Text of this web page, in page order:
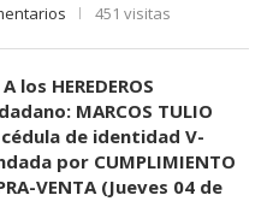
451 visitas
los HEREDEROS
MARCOS TULIO
de identidad V-
por CUMPLIMIENTO
VENTA (Jueves 04 de